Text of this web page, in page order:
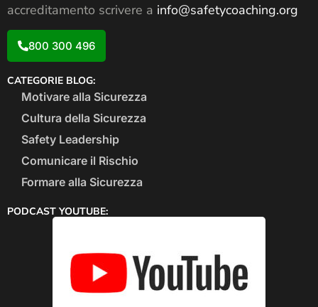
accreditamento scrivere a info@safetycoaching.org
800 300 496
CATEGORIE BLOG:
Motivare alla Sicurezza
Cultura della Sicurezza
Safety Leadership
Comunicare il Rischio
Formare alla Sicurezza
PODCAST YOUTUBE: